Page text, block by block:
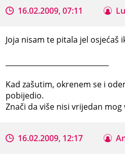
16.02.2009, 07:11 Lu
Joja nisam te pitala jel osjećaš
Kad zašutim, okrenem se i
pobijedio.
Znači da više nisi vrijedan mog
16.02.2009, 12:17